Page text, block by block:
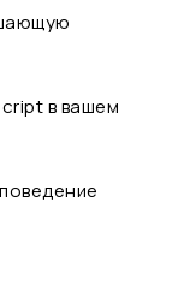
в вашем